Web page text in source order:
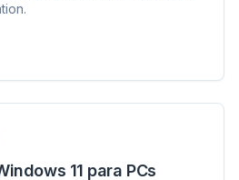
11 para PCs